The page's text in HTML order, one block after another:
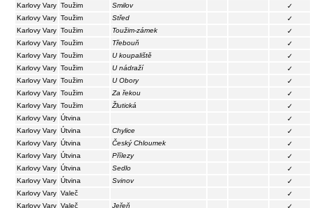
Karlovy Vary Toužim Smilov
✓
Karlovy Vary Toužim Střed
✓
Karlovy Vary Toužim Toužim-zámek
✓
Karlovy Vary Toužim Třebouň
✓
Karlovy Vary Toužim U koupaliště
✓
Karlovy Vary Toužim U nádraží
✓
Karlovy Vary Toužim U Obory
✓
Karlovy Vary Toužim Za řekou
✓
Karlovy Vary Toužim Žlutická
✓
Karlovy Vary Útvina
✓
Karlovy Vary Útvina Chylice
✓
Karlovy Vary Útvina Český Chloumek
✓
Karlovy Vary Útvina Přílezy
✓
Karlovy Vary Útvina Sedlo
✓
Karlovy Vary Útvina Svinov
✓
Karlovy Vary Valeč
✓
Karlovy Vary Valeč Jeřeň
✓